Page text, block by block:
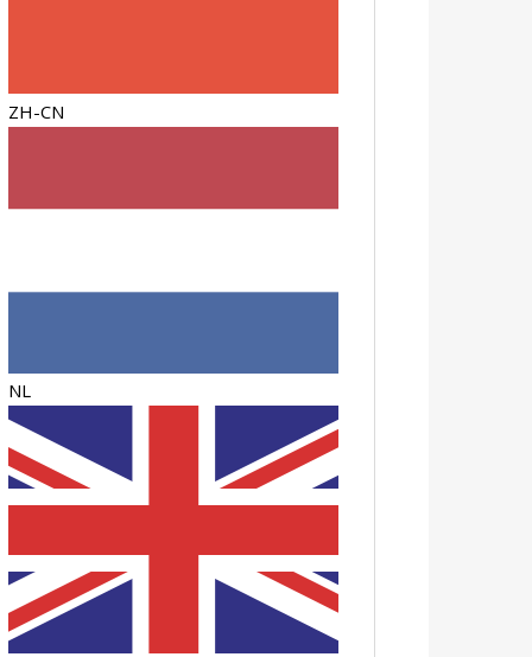
ZH-CN
NL